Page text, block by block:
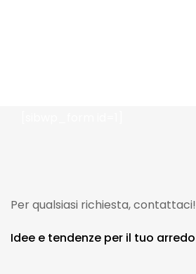
Per qualsiasi richiesta, contattaci!
Idee e tendenze per il tuo arredo